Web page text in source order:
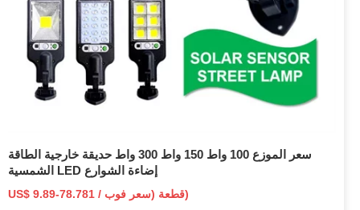
سعر الموزع 100 واط 150 واط 300 واط حديقة خارجية الطاقة
الشمسية LED إضاءة الشوارع
US$ 9.89-78.781 / قطعة (سعر فوب)